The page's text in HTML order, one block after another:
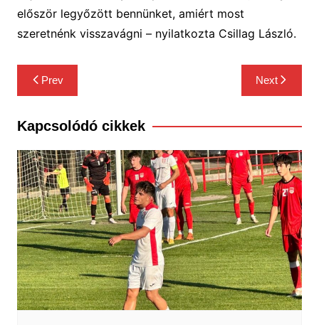
először legyőzött bennünket, amiért most
szeretnénk visszavágni – nyilatkozta Csillag László.
Bejegyzés
navigáció
Prev Next
Kapcsolódó cikkek